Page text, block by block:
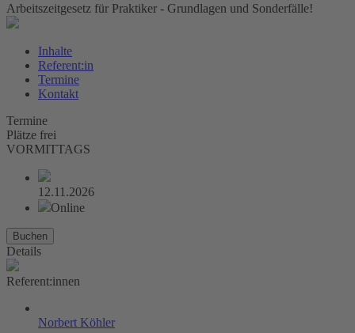
Arbeitszeitgesetz für Praktiker - Grundlagen und Sonderfälle!
Inhalte
Referent:in
Termine
Kontakt
Termine
Plätze frei
VORMITTAGS
12.11.2026
Online
Buchen
Details
Referent:innen
Norbert Köhler